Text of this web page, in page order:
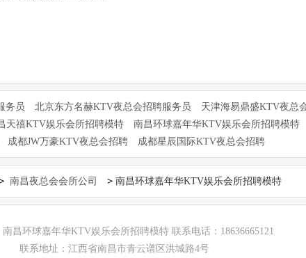
务员 北京东方名赫KTV夜总会招聘服务员 天津海易鼎盛KTV夜总
天禧KTV娱乐会所招聘模特 南昌环球嘉年华KTV娱乐会所招聘模特
成都JW万豪KTV夜总会招聘 成都星辰国际KTV夜总会招聘
南昌夜总会会所公司 > 南昌环球嘉年华KTV娱乐会所招聘模特
昌环球嘉年华KTV娱乐会所招聘模特 联系电话：18636665121
联系地址：江西省南昌市青云谱区洪城路4号